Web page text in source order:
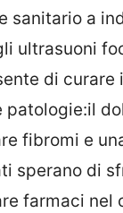
sanitario a
ultrasuoni
di curare
patologie:il
fibromi e
sperano di
farmaci nel